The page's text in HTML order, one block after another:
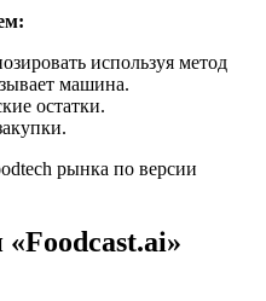
используя метод
машина.
остатки.
рынка по версии